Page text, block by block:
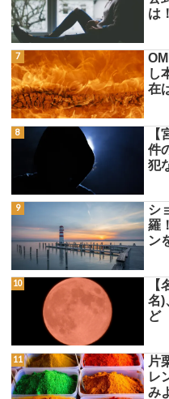
は
し
在
件
犯
シ
羅
ン
名)
ど
片
レ
み